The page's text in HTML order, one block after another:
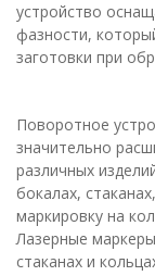
устройство
фазности,
заготовки при
Поворотное
значительно
различных
бокалах,
маркировку на
Лазерные
стаканах и